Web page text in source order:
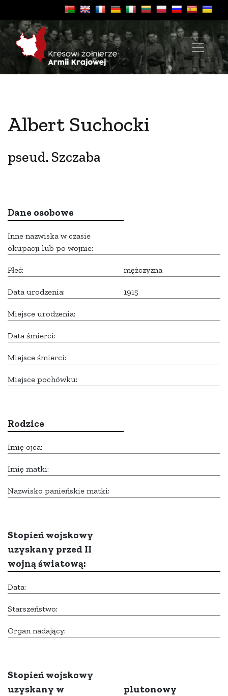
Albert Suchocki
pseud. Szczaba
Dane osobowe
Inne nazwiska w czasie
okupacji lub po wojnie:
Płeć: mężczyzna
Data urodzenia: 1915
Miejsce urodzenia:
Data śmierci:
Miejsce śmierci:
Miejsce pochówku:
Rodzice
Imię ojca:
Imię matki:
Nazwisko panieńskie matki:
Stopień wojskowy
uzyskany przed II
wojną światową:
Data:
Starszeństwo:
Organ nadający:
Stopień wojskowy
uzyskany w
plutonowy